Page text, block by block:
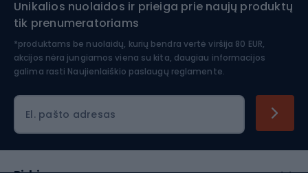
Šiaurietiškas ėjimas
Unikalios nuolaidos ir prieiga prie naujų produktų
tik prenumeratoriams
*produktams be nuolaidų, kurių bendra vertė viršija 80 EUR,
akcijos nėra jungiamos viena su kita, daugiau informacijos
galima rasti Naujienlaiškio paslaugų reglamente.
El. pašto adresas